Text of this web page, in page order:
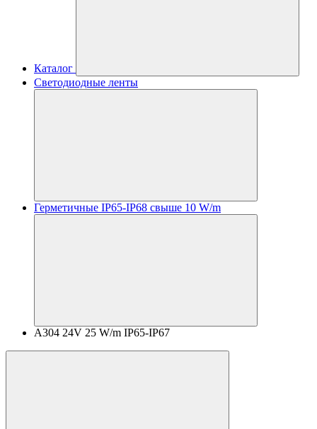
Каталог
Светодиодные ленты
Герметичные IP65-IP68 свыше 10 W/m
A304 24V 25 W/m IP65-IP67